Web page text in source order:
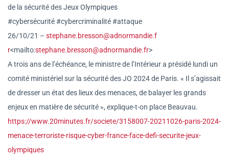
de la sécurité des Jeux Olympiques
#cybersécurité #cybercriminalité #attaque
26/10/21 – stephane.bresson@adnormandie.f
r<mailto:stephane.bresson@adnormandie.fr>
A trois ans de l’échéance, le ministre de l’Intérieur a présidé lundi un
comité ministériel sur la sécurité des JO 2024 de Paris. « Il s’agissait
de dresser un état des lieux des menaces, de balayer les grands
enjeux en matière de sécurité », explique-t-on place Beauvau.
https://www.20minutes.fr/societe/3158007-20211026-paris-2024-
menace-terroriste-risque-cyber-france-face-defi-securite-jeux-
olympiques